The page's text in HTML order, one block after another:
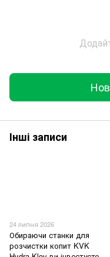
Інші записи
24 липня 2026
Обираючи станки для
розчистки копит KVK